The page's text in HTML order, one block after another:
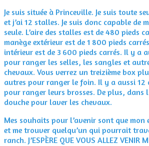
Je suis située à Princeville. Je suis toute
et j’ai 12 stalles. Je suis donc capable de
seule. L’aire des stalles est de 480 pieds
manège extérieur est de 1 800 pieds
intérieur est de 3 600 pieds carrés. Il y a
pour ranger les selles, les sangles et
chevaux. Vous verrez un treizième box
autres pour ranger le foin. Il y a aussi 12
pour ranger leurs brosses. De plus, dans
douche pour laver les chevaux.
Mes souhaits pour l’avenir sont que mon
et me trouver quelqu’un qui pourrait
ranch. J’ESPÈRE QUE VOUS ALLEZ VENIR